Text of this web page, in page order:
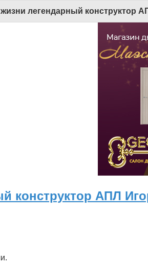
легендарный конструктор
конструктор АПЛ